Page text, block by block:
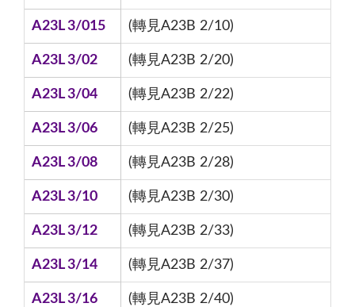
A23L 3/015 (轉見A23B 2/10)
A23L 3/02 (轉見A23B 2/20)
A23L 3/04 (轉見A23B 2/22)
A23L 3/06 (轉見A23B 2/25)
A23L 3/08 (轉見A23B 2/28)
A23L 3/10 (轉見A23B 2/30)
A23L 3/12 (轉見A23B 2/33)
A23L 3/14 (轉見A23B 2/37)
A23L 3/16 (轉見A23B 2/40)